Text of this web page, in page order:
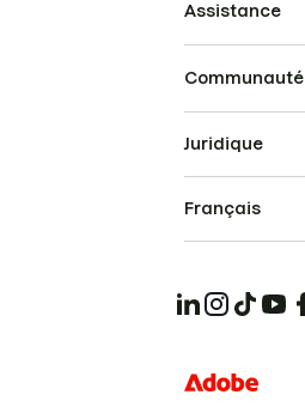
Assistance
Communauté
Juridique
Français